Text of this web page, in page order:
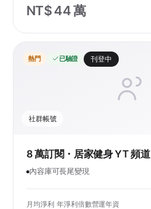
NT$ 44 萬
熱門 已驗證 刊登中
社群帳號
8 萬訂閱・居家健身 YT 頻道
內容庫可長尾變現
月均淨利 年淨利倍數營運年資